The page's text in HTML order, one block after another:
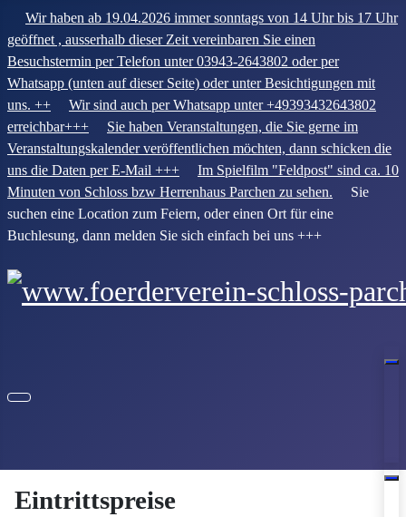
Wir haben ab 19.04.2026 immer sonntags von 14 Uhr bis 17 Uhr
geöffnet , ausserhalb dieser Zeit vereinbaren Sie einen
Besuchstermin per Telefon unter 03943-2643802 oder per
Whatsapp (unten auf dieser Seite) oder unter Besichtigungen mit
uns. ++
Wir sind auch per Whatsapp unter +49393432643802
erreichbar+++
Sie haben Veranstaltungen, die Sie gerne im
Veranstaltungskalender veröffentlichen möchten, dann schicken die
uns die Daten per E-Mail +++
Im Spielfilm "Feldpost" sind ca. 10
Minuten von Schloss bzw Herrenhaus Parchen zu sehen. Sie
suchen eine Location zum Feiern, oder einen Ort für eine
Buchlesung, dann melden Sie sich einfach bei uns +++
Eintrittspreise